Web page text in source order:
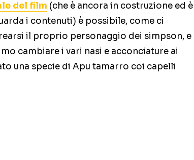
del film (che è ancora in costruzione ed è
i contenuti) è possibile, come ci
il proprio personaggio dei simpson, e
cambiare i vari nasi e acconciature ai
una specie di Apu tamarro coi capelli